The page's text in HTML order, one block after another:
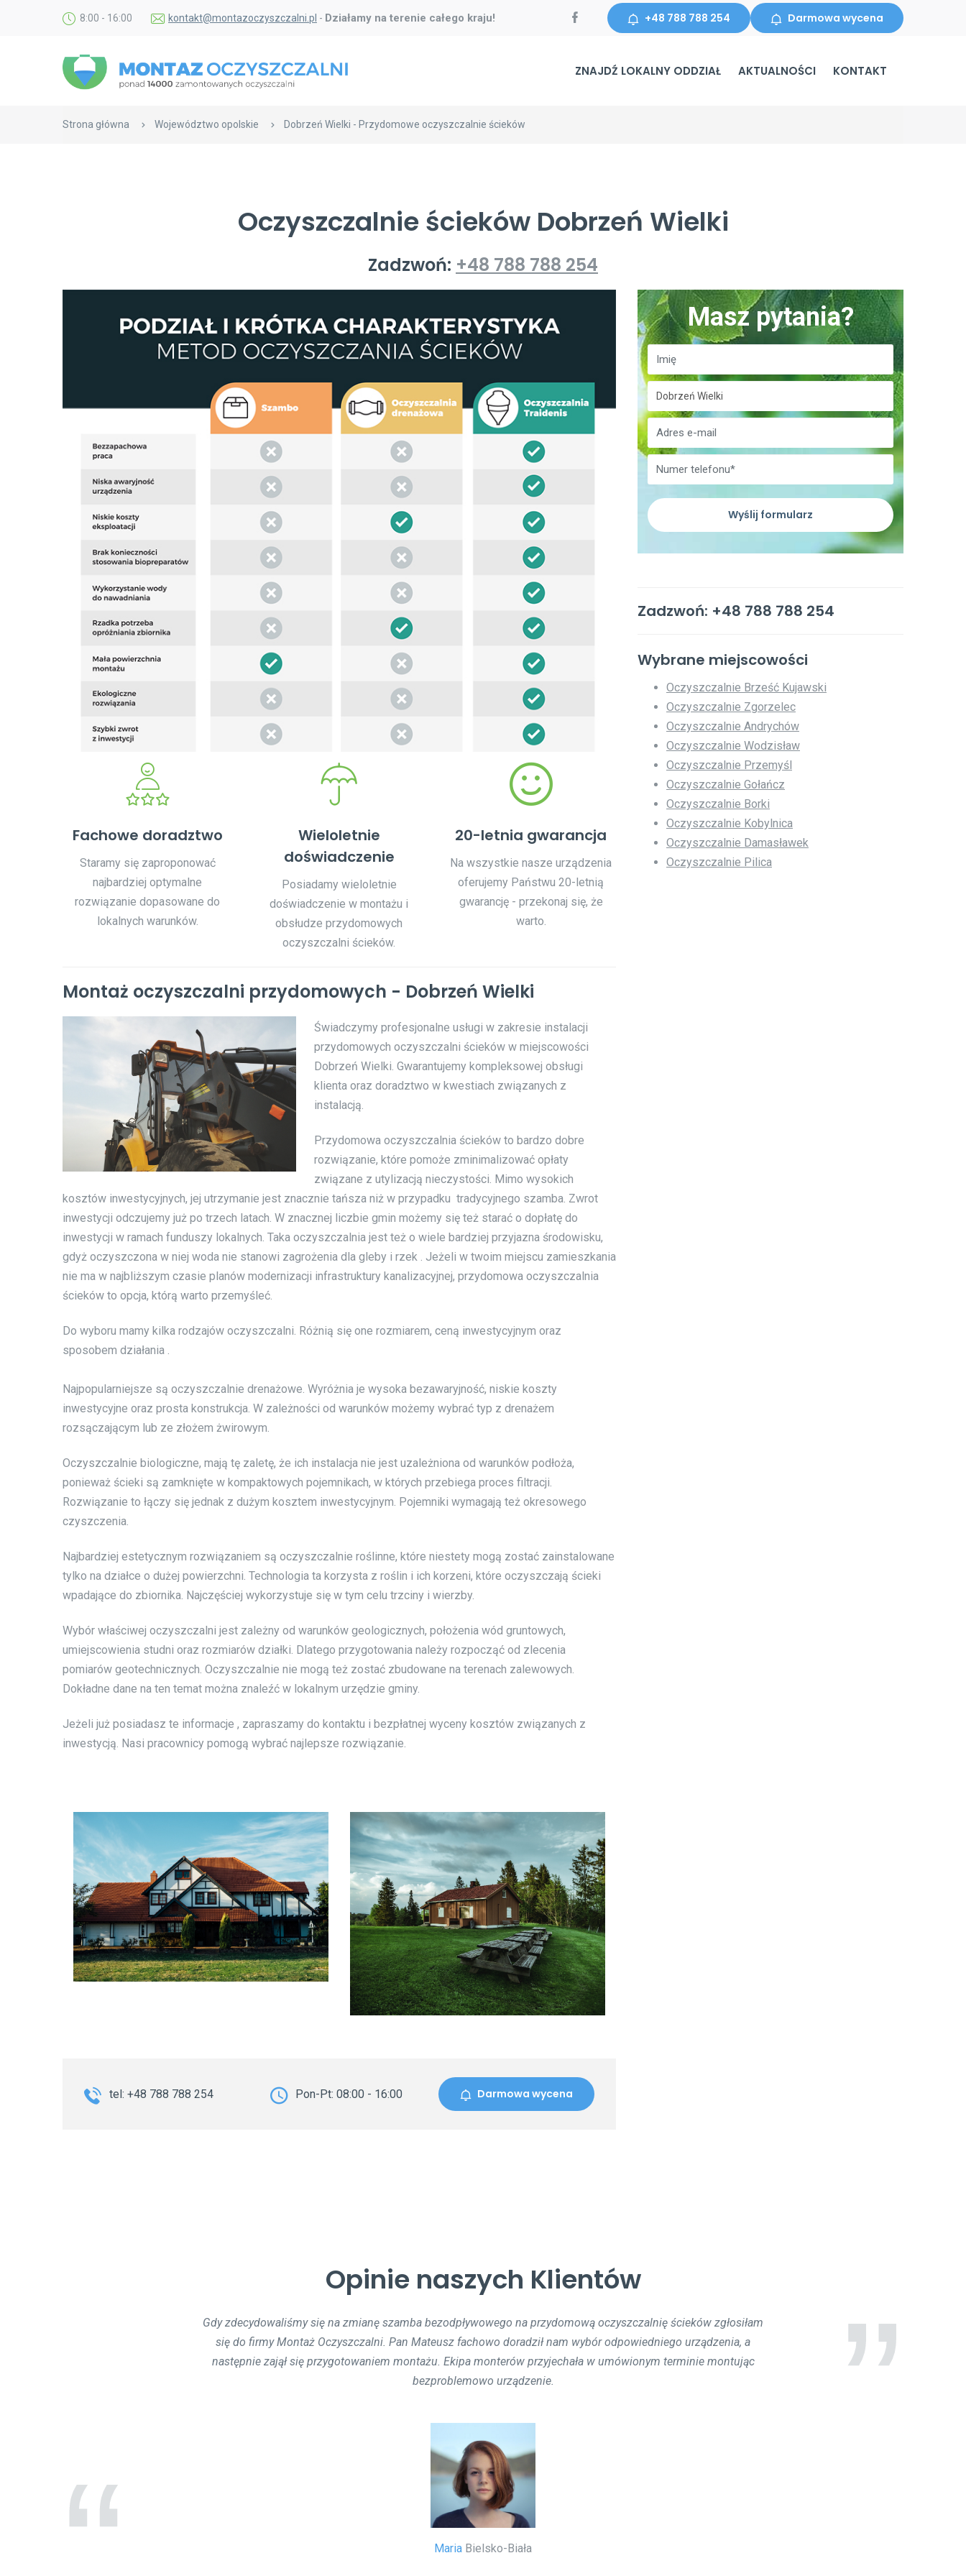
8:00 - 16:00 kontakt@montazoczyszczalni.pl - Działamy na terenie całego kraju! +48 788 788 254 Darmowa wycena
ZNAJDŹ LOKALNY ODDZIAŁ AKTUALNOŚCI KONTAKT
Strona główna Województwo opolskie Dobrzeń Wielki - Przydomowe oczyszczalnie ścieków
Oczyszczalnie ścieków Dobrzeń Wielki
Zadzwoń: +48 788 788 254
Masz pytania?
Wyślij formularz
Zadzwoń: +48 788 788 254
Wybrane miejscowości
Oczyszczalnie Brześć Kujawski
Oczyszczalnie Zgorzelec
Oczyszczalnie Andrychów
Oczyszczalnie Wodzisław
Oczyszczalnie Przemyśl
Oczyszczalnie Gołańcz
Oczyszczalnie Borki
Oczyszczalnie Kobylnica
Oczyszczalnie Damasławek
Oczyszczalnie Pilica
Fachowe doradztwo
Staramy się zaproponować
najbardziej optymalne
rozwiązanie dopasowane do
lokalnych warunków.
Wieloletnie
doświadczenie
Posiadamy wieloletnie
doświadczenie w montażu i
obsłudze przydomowych
oczyszczalni ścieków.
20-letnia gwarancja
Na wszystkie nasze urządzenia
oferujemy Państwu 20-letnią
gwarancję - przekonaj się, że
warto.
Montaż oczyszczalni przydomowych - Dobrzeń Wielki
Świadczymy profesjonalne usługi w zakresie instalacji
przydomowych oczyszczalni ścieków w miejscowości
Dobrzeń Wielki. Gwarantujemy kompleksowej obsługi
klienta oraz doradztwo w kwestiach związanych z
instalacją.
Przydomowa oczyszczalnia ścieków to bardzo dobre
rozwiązanie, które pomoże zminimalizować opłaty
związane z utylizacją nieczystości. Mimo wysokich
kosztów inwestycyjnych, jej utrzymanie jest znacznie tańsza niż w przypadku tradycyjnego szamba. Zwrot
inwestycji odczujemy już po trzech latach. W znacznej liczbie gmin możemy się też starać o dopłatę do
inwestycji w ramach funduszy lokalnych. Taka oczyszczalnia jest też o wiele bardziej przyjazna środowisku,
gdyż oczyszczona w niej woda nie stanowi zagrożenia dla gleby i rzek . Jeżeli w twoim miejscu zamieszkania
nie ma w najbliższym czasie planów modernizacji infrastruktury kanalizacyjnej, przydomowa oczyszczalnia
ścieków to opcja, którą warto przemyśleć.
Do wyboru mamy kilka rodzajów oczyszczalni. Różnią się one rozmiarem, ceną inwestycyjnym oraz
sposobem działania .
Najpopularniejsze są oczyszczalnie drenażowe. Wyróżnia je wysoka bezawaryjność, niskie koszty
inwestycyjne oraz prosta konstrukcja. W zależności od warunków możemy wybrać typ z drenażem
rozsączającym lub ze złożem żwirowym.
Oczyszczalnie biologiczne, mają tę zaletę, że ich instalacja nie jest uzależniona od warunków podłoża,
ponieważ ścieki są zamknięte w kompaktowych pojemnikach, w których przebiega proces filtracji.
Rozwiązanie to łączy się jednak z dużym kosztem inwestycyjnym. Pojemniki wymagają też okresowego
czyszczenia.
Najbardziej estetycznym rozwiązaniem są oczyszczalnie roślinne, które niestety mogą zostać zainstalowane
tylko na działce o dużej powierzchni. Technologia ta korzysta z roślin i ich korzeni, które oczyszczają ścieki
wpadające do zbiornika. Najczęściej wykorzystuje się w tym celu trzciny i wierzby.
Wybór właściwej oczyszczalni jest zależny od warunków geologicznych, położenia wód gruntowych,
umiejscowienia studni oraz rozmiarów działki. Dlatego przygotowania należy rozpocząć od zlecenia
pomiarów geotechnicznych. Oczyszczalnie nie mogą też zostać zbudowane na terenach zalewowych.
Dokładne dane na ten temat można znaleźć w lokalnym urzędzie gminy.
Jeżeli już posiadasz te informacje , zapraszamy do kontaktu i bezpłatnej wyceny kosztów związanych z
inwestycją. Nasi pracownicy pomogą wybrać najlepsze rozwiązanie.
tel: +48 788 788 254 Pon-Pt: 08:00 - 16:00 Darmowa wycena
Opinie naszych Klientów
Montaż oczyszczalni ścieków podczas budowy przebiegł bezproblemowo. Trwał jeden dzień, ekipa montująca
działała sprawnie - widać, że nie robili tego 1. raz. Polecam innym współpracę z firmą MontażOczyszczalni.pl
Mariusz Poznań
Gdy zdecydowaliśmy się na zmianę szamba bezodpływowego na przydomową oczyszczalnię ścieków zgłosiłam
się do firmy Montaż Oczyszczalni. Pan Mateusz fachowo doradził nam wybór odpowiedniego urządzenia, a
następnie zajął się przygotowaniem montażu. Ekipa monterów przyjechała w umówionym terminie montując
bezproblemowo urządzenie.
Maria Bielsko-Biała